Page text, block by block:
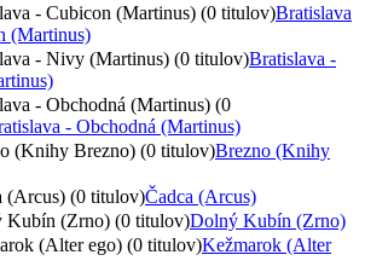
- Cubicon (Martinus) (0 titulov)Bratislava
(Martinus)
- Nivy (Martinus) (0 titulov)Bratislava -
- Obchodná (Martinus) (0
- Obchodná (Martinus)
(Knihy Brezno) (0 titulov)Brezno (Knihy
(Arcus) (0 titulov)Čadca (Arcus)
Kubín (Zrno) (0 titulov)Dolný Kubín (Zrno)
(Alter ego) (0 titulov)Kežmarok (Alter